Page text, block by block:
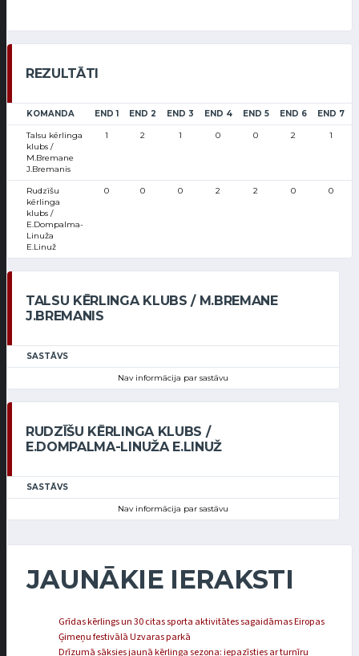
REZULTĀTI
KOMANDA END 1 END 2 END 3 END 4 END 5 END 6 END 7
Talsu kērlinga
klubs /
M.Bremane
J.Bremanis
1 2 1 0 0 2 1
Rudzīšu
kērlinga
klubs /
E.Dompalma-
Linuža
E.Linuž
0 0 0 2 2 0 0
TALSU KĒRLINGA KLUBS / M.BREMANE
J.BREMANIS
SASTĀVS
Nav informācija par sastāvu
RUDZĪŠU KĒRLINGA KLUBS /
E.DOMPALMA-LINUŽA E.LINUŽ
SASTĀVS
Nav informācija par sastāvu
JAUNĀKIE IERAKSTI
Grīdas kērlings un 30 citas sporta aktivitātes sagaidāmas Eiropas
Ģimeņu festivālā Uzvaras parkā
Drīzumā sāksies jaunā kērlinga sezona: iepazīsties ar turnīru